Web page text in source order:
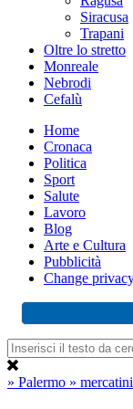
Siracusa
Trapani
Oltre lo stretto
Monreale
Nebrodi
Cefalù
Home
Cronaca
Politica
Sport
Salute
Lavoro
Blog
Arte e Cultura
Pubblicità
Change
» Palermo »